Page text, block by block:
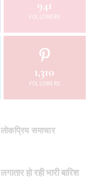
941
FOLLOWERS
1,310
FOLLOWERS
लोकप्रिय समाचार
हो रही भारी बारिश